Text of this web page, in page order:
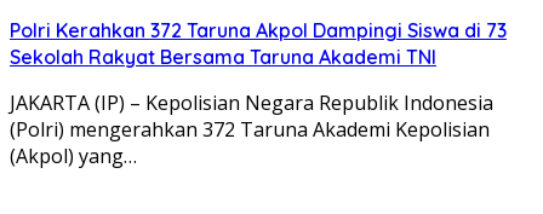
Polri Kerahkan 372 Taruna Akpol Dampingi Siswa di 73
Sekolah Rakyat Bersama Taruna Akademi TNI
JAKARTA (IP) – Kepolisian Negara Republik Indonesia
(Polri) mengerahkan 372 Taruna Akademi Kepolisian
(Akpol) yang…